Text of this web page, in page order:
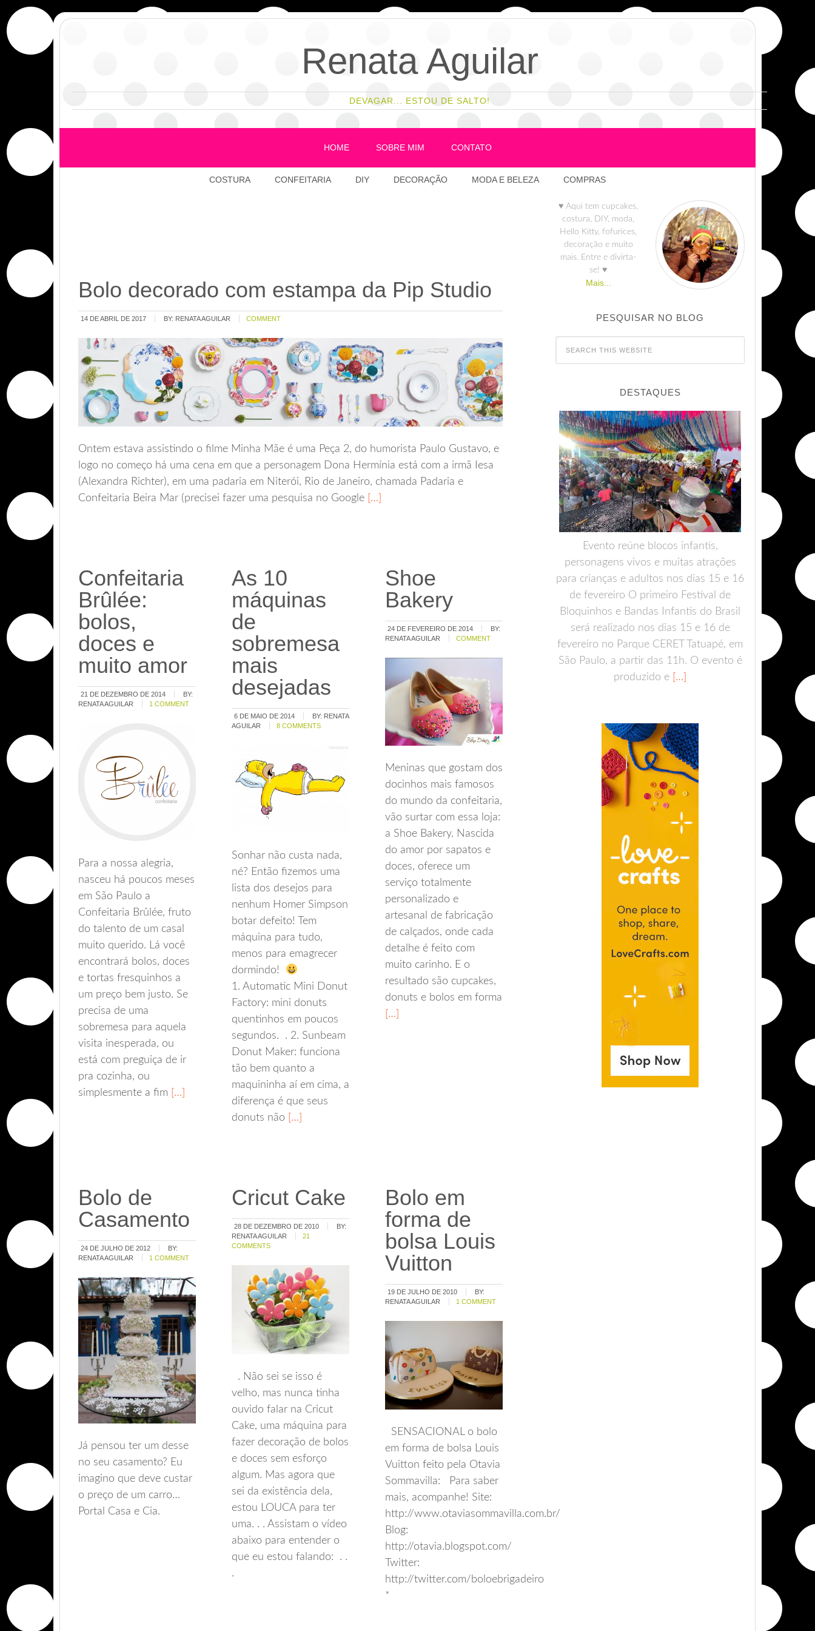
Renata Aguilar
DEVAGAR... ESTOU DE SALTO!
HOME SOBRE MIM CONTATO
COSTURA CONFEITARIA DIY DECORAÇÃO MODA E BELEZA COMPRAS
Bolo decorado com estampa da Pip Studio
14 DE ABRIL DE 2017 BY: RENATA AGUILAR COMMENT
Ontem estava assistindo o filme Minha Mãe é uma Peça 2, do humorista Paulo Gustavo, e
logo no começo há uma cena em que a personagem Dona Hermínia está com a irmã Iesa
(Alexandra Richter), em uma padaria em Niterói, Rio de Janeiro, chamada Padaria e
Confeitaria Beira Mar (precisei fazer uma pesquisa no Google […]
Confeitaria
Brûlée:
bolos,
doces e
muito amor
21 DE DEZEMBRO DE 2014
BY:
RENATA AGUILAR
1 COMMENT
Para a nossa alegria,
nasceu há poucos meses
em São Paulo a
Confeitaria Brûlée, fruto
do talento de um casal
muito querido. Lá você
encontrará bolos, doces
e tortas fresquinhos a
um preço bem justo. Se
precisa de uma
sobremesa para aquela
visita inesperada, ou
está com preguiça de ir
pra cozinha, ou
simplesmente a fim […]
As 10
máquinas
de
sobremesa
mais
desejadas
6 DE MAIO DE 2014 BY: RENATA
AGUILAR
8 COMMENTS
Sonhar não custa nada,
né? Então fizemos uma
lista dos desejos para
nenhum Homer Simpson
botar defeito! Tem
máquina para tudo,
menos para emagrecer
dormindo!
1. Automatic Mini Donut
Factory: mini donuts
quentinhos em poucos
segundos. . 2. Sunbeam
Donut Maker: funciona
tão bem quanto a
maquininha aí em cima, a
diferença é que seus
donuts não […]
Shoe
Bakery
24 DE FEVEREIRO DE 2014
BY:
RENATA AGUILAR
COMMENT
Meninas que gostam dos
docinhos mais famosos
do mundo da confeitaria,
vão surtar com essa loja:
a Shoe Bakery. Nascida
do amor por sapatos e
doces, oferece um
serviço totalmente
personalizado e
artesanal de fabricação
de calçados, onde cada
detalhe é feito com
muito carinho. E o
resultado são cupcakes,
donuts e bolos em forma
[…]
Bolo de
Casamento
24 DE JULHO DE 2012
BY:
RENATA AGUILAR
1 COMMENT
Já pensou ter um desse
no seu casamento? Eu
imagino que deve custar
o preço de um carro…
Portal Casa e Cia.
Cricut Cake
28 DE DEZEMBRO DE 2010
BY:
RENATA AGUILAR
21
COMMENTS
. Não sei se isso é
velho, mas nunca tinha
ouvido falar na Cricut
Cake, uma máquina para
fazer decoração de bolos
e doces sem esforço
algum. Mas agora que
sei da existência dela,
estou LOUCA para ter
uma. . . Assistam o vídeo
abaixo para entender o
que eu estou falando: . .
.
Bolo em
forma de
bolsa Louis
Vuitton
19 DE JULHO DE 2010
BY:
RENATA AGUILAR
1 COMMENT
SENSACIONAL o bolo
em forma de bolsa Louis
Vuitton feito pela Otavia
Sommavilla: Para saber
mais, acompanhe! Site:
http://www.otaviasommavilla.com.br/
Blog:
http://otavia.blogspot.com/
Twitter:
http://twitter.com/boloebrigadeiro
*
♥ Aqui tem cupcakes,
costura, DIY, moda,
Hello Kitty, fofurices,
decoração e muito
mais. Entre e divirta-
se! ♥
Mais...
PESQUISAR NO BLOG
DESTAQUES
Evento reúne blocos infantis,
personagens vivos e muitas atrações
para crianças e adultos nos dias 15 e 16
de fevereiro O primeiro Festival de
Bloquinhos e Bandas Infantis do Brasil
será realizado nos dias 15 e 16 de
fevereiro no Parque CERET Tatuapé, em
São Paulo, a partir das 11h. O evento é
produzido e […]